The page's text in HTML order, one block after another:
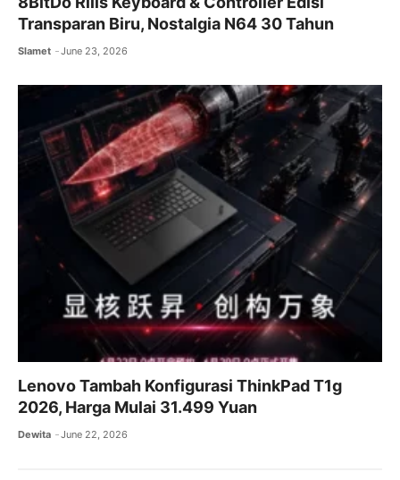
Transparan Biru, Nostalgia N64 30 Tahun
Slamet June 23, 2026
Lenovo Tambah Konfigurasi ThinkPad T1g
2026, Harga Mulai 31.499 Yuan
Dewita June 22, 2026